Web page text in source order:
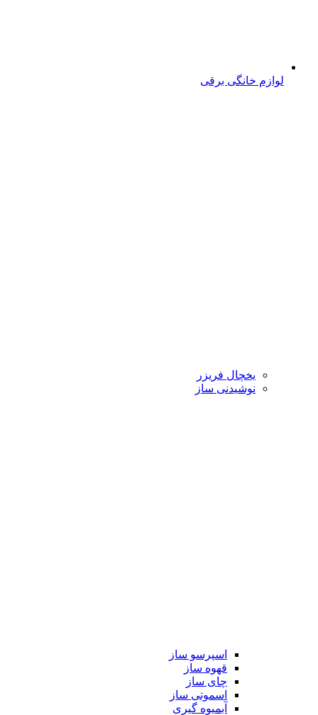
لوازم خانگی برقی
یخچال فریزر
نوشیدنی ساز
اسپرسو ساز
قهوه ساز
چای ساز
اسموتی ساز
آبمیوه گیری